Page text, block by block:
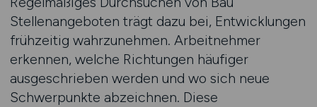
Stellenangeboten trägt dazu bei, Entwicklungen
frühzeitig wahrzunehmen. Arbeitnehmer
erkennen, welche Richtungen häufiger
ausgeschrieben werden und wo sich neue
Schwerpunkte abzeichnen. Diese